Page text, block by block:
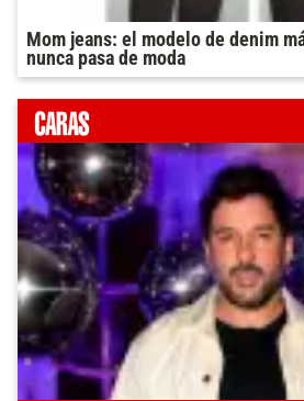
Mom jeans: el modelo de denim
nunca pasa de moda